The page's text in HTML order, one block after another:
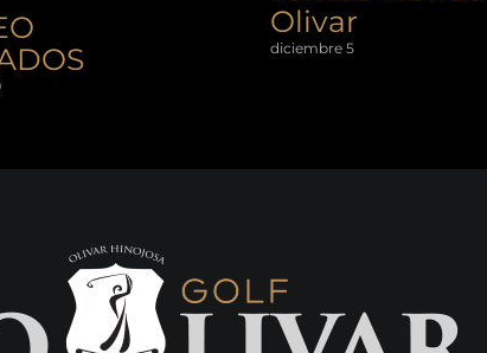
Olivar
diciembre 5